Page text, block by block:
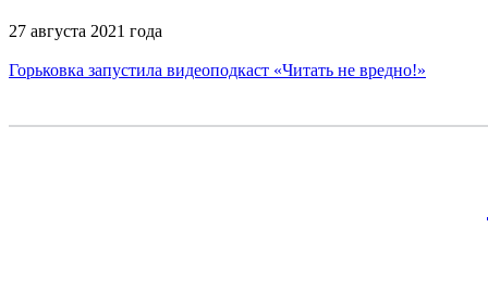
27 августа 2021 года
Горьковка запустила видеоподкаст «Читать не вредно!»